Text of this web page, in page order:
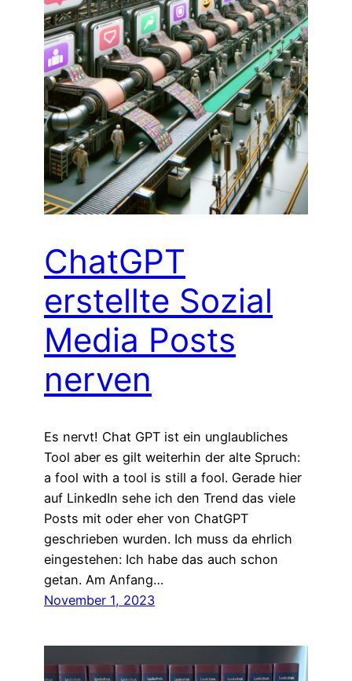
ChatGPT
erstellte Sozial
Media Posts
nerven
Es nervt! Chat GPT ist ein unglaubliches
Tool aber es gilt weiterhin der alte Spruch:
a fool with a tool is still a fool. Gerade hier
auf LinkedIn sehe ich den Trend das viele
Posts mit oder eher von ChatGPT
geschrieben wurden. Ich muss da ehrlich
eingestehen: Ich habe das auch schon
getan. Am Anfang…
November 1, 2023